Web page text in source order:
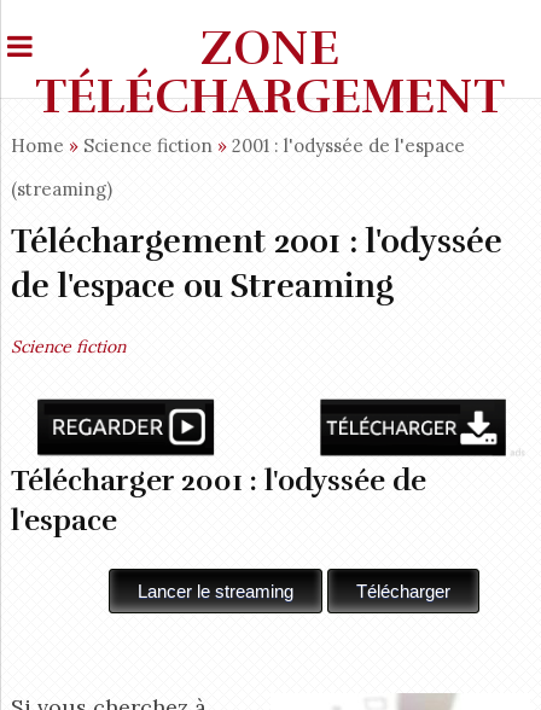
ZONE
TÉLÉCHARGEMENT
Home » Science fiction » 2001 : l'odyssée de l'espace
(streaming)
Téléchargement 2001 : l'odyssée
de l'espace ou Streaming
Science fiction
Télécharger 2001 : l'odyssée de
l'espace